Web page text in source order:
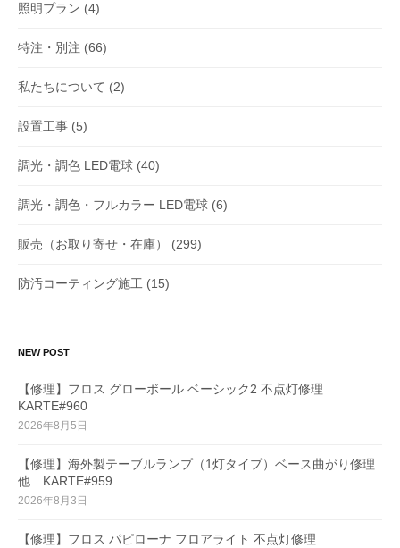
照明プラン (4)
特注・別注 (66)
私たちについて (2)
設置工事 (5)
調光・調色 LED電球 (40)
調光・調色・フルカラー LED電球 (6)
販売（お取り寄せ・在庫） (299)
防汚コーティング施工 (15)
NEW POST
【修理】フロス グローボール ベーシック2 不点灯修理
KARTE#960
2026年8月5日
【修理】海外製テーブルランプ（1灯タイプ）ベース曲がり修理
他 KARTE#959
2026年8月3日
【修理】フロス パピローナ フロアライト 不点灯修理